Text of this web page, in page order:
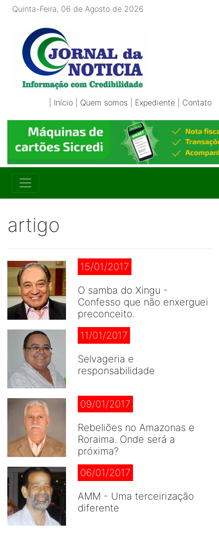
Quinta-Feira, 06 de Agosto de 2026
Início Quem somos Expediente Contato
artigo
15/01/2017
O samba do Xingu -
Confesso que não enxerguei
preconceito.
11/01/2017
Selvageria e
responsabilidade
09/01/2017
Rebeliões no Amazonas e
Roraima. Onde será a
próxima?
06/01/2017
AMM - Uma terceirização
diferente